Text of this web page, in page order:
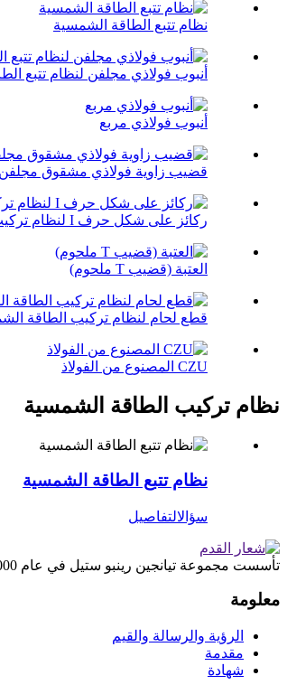
نظام تتبع الطاقة الشمسية
أنبوب فولاذي مجلفن لنظام تتبع
أنبوب فولاذي مربع
قضيب زاوية فولاذي مشقوق
ركائز على شكل حرف I لنظام تركيب الطاقة الشمسية الثابت
العتبة (قضيب T ملحوم)
قطع لحام لنظام تركيب الطاقة
CZU المصنوع من الفولاذ
نظام تركيب الطاقة الشمسية
نظام تتبع الطاقة الشمسية
سؤالالتفاصيل
تأسست مجموعة تيانجين رينبو ستيل في عام 2000.
معلومة
الرؤية والرسالة والقيم
مقدمة
شهادة